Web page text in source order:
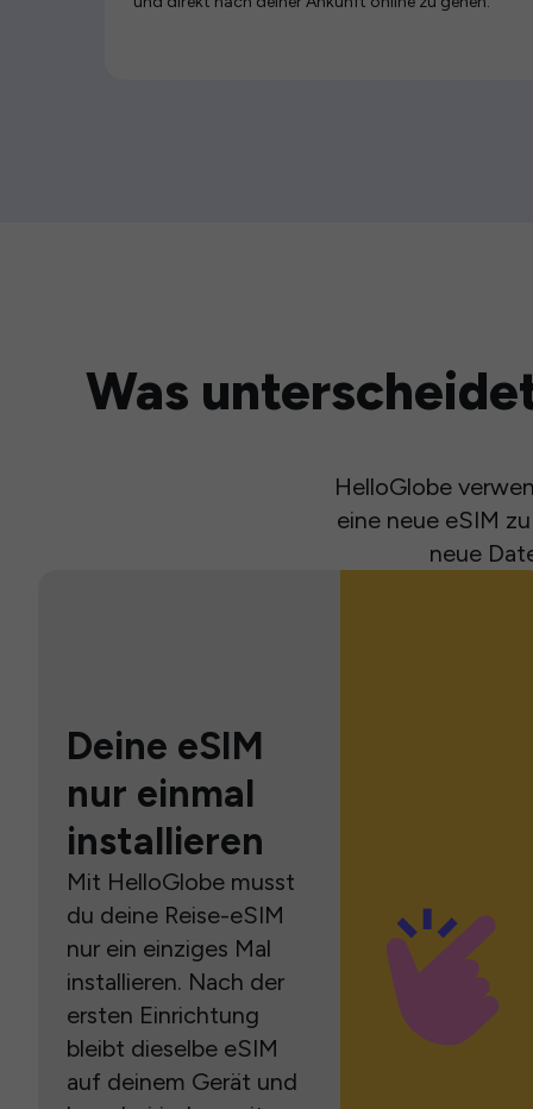
Was
HelloGlobe
eine neue eSIM
neue
Deine eSIM
nur einmal
installieren
Mit HelloGlobe musst
du deine Reise-eSIM
nur ein einziges Mal
installieren. Nach der
ersten Einrichtung
bleibt dieselbe eSIM
auf deinem Gerät und